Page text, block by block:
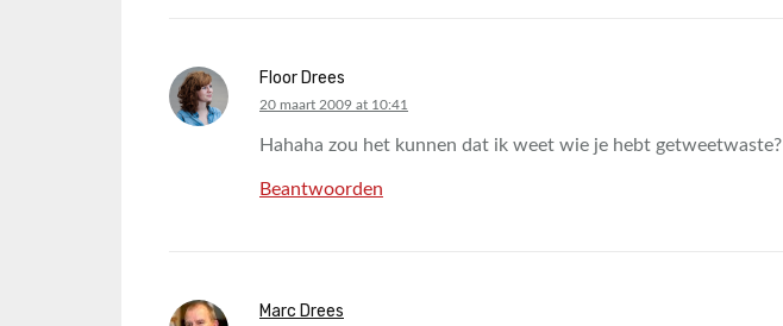
Floor Drees
says:
20 maart 2009 at 10:41
Hahaha zou het kunnen dat ik weet wie je hebt getweetwaste?
Beantwoorden
Marc Drees